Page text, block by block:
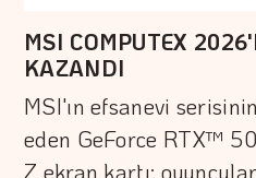
MSI COMPUTEX
KAZANDI
MSI'ın efsanevi
eden GeForce RTX™
Z ekran kartı;